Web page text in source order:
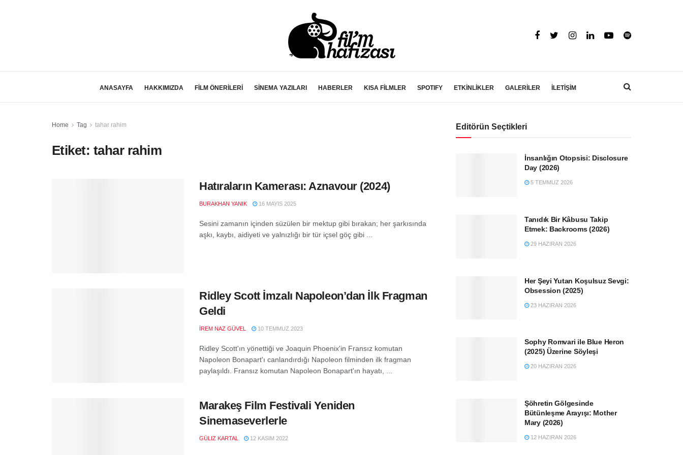
ANASAYFA HAKKIMIZDA FİLM ÖNERİLERİ SİNEMA YAZILARI HABERLER KISA FİLMLER SPOTIFY ETKİNLİKLER GALERİLER İLETİŞİM
Home Tag tahar rahim
Etiket: tahar rahim
Hatıraların Kamerası: Aznavour (2024)
BURAKHAN YANIK 16 MAYIS 2025
Sesini zamanın içinden süzülen bir mektup gibi bırakan; her şarkısında
aşkı, kaybı, aidiyeti ve yalnızlığı bir tür içsel göç gibi ...
Ridley Scott İmzalı Napoleon’dan İlk Fragman
Geldi
İREM NAZ GÜVEL 10 TEMMUZ 2023
Ridley Scott'ın yönettiği ve Joaquin Phoenix'in Fransız komutan
Napoleon Bonapart'ı canlandırdığı Napoleon filminden ilk fragman
paylaşıldı. Fransız komutan Napoleon Bonapart'ın hayatı, ...
Marakeş Film Festivali Yeniden
Sinemaseverlerle
GÜLIZ KARTAL 12 KASIM 2022
Editörün Seçtikleri
İnsanlığın Otopsisi: Disclosure
Day (2026)
5 TEMMUZ 2026
Tanıdık Bir Kâbusu Takip
Etmek: Backrooms (2026)
29 HAZIRAN 2026
Her Şeyi Yutan Koşulsuz Sevgi:
Obsession (2025)
23 HAZIRAN 2026
Sophy Romvari ile Blue Heron
(2025) Üzerine Söyleşi
20 HAZIRAN 2026
Şöhretin Gölgesinde
Bütünleşme Arayışı: Mother
Mary (2026)
12 HAZIRAN 2026